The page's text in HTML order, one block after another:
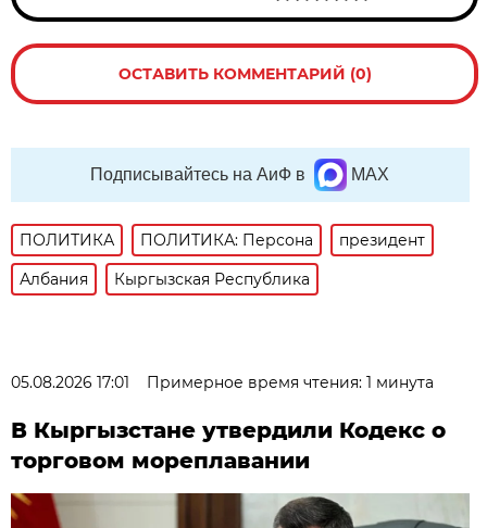
ОСТАВИТЬ КОММЕНТАРИЙ (0)
Подписывайтесь на АиФ в MAX
ПОЛИТИКА ПОЛИТИКА: Персона
президент
Албания
Кыргызская Республика
05.08.2026 17:01 Примерное время чтения: 1 минута
В Кыргызстане утвердили Кодекс о
торговом мореплавании